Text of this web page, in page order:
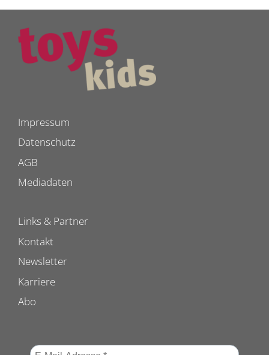
Impressum
Datenschutz
AGB
Mediadaten
Links & Partner
Kontakt
Newsletter
Karriere
Abo